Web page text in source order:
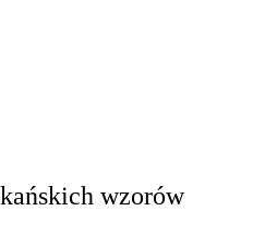
wzorów